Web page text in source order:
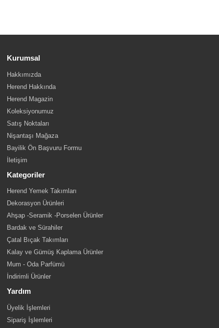
Kurumsal
Hakkımızda
Herend Hakkında
Herend Magazin
Koleksiyonumuz
Satış Noktaları
Nişantaşı Mağaza
Bayilik Ön Başvuru Formu
İletişim
Kategoriler
Herend Yemek Takımları
Dekorasyon Ürünleri
Ahşap -Seramik -Porselen Ürünler
Bardak ve Sürahiler
Çatal Bıçak Takımları
Kalay ve Gümüş Kaplama Ürünler
Mum - Oda Parfümü
İndirimli Ürünler
Yardım
Üyelik İşlemleri
Sipariş İşlemleri